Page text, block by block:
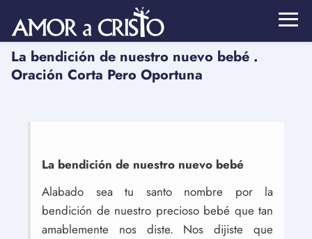
La bendición de nuestro nuevo bebé .
Oración Corta Pero Oportuna
La bendición de nuestro nuevo bebé
Alabado sea tu santo nombre por la
bendición de nuestro precioso bebé que tan
amablemente nos diste. Nos dijiste que